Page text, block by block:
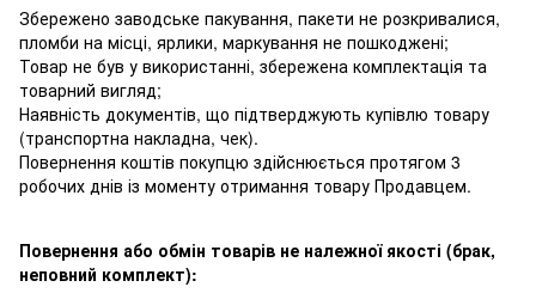
Збережено заводське пакування, пакети не розкривалися,
пломби на місці, ярлики, маркування не пошкоджені;
Товар не був у використанні, збережена комплектація та
товарний вигляд;
Наявність документів, що підтверджують купівлю товару
(транспортна накладна, чек).
Повернення коштів покупцю здійснюється протягом 3
робочих днів із моменту отримання товару Продавцем.
Повернення або обмін товарів не належної якості (брак,
неповний комплект):